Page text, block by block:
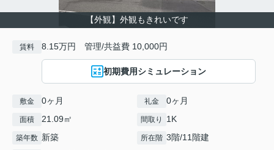
【外観】外観もきれいです
賃料 8.15万円 管理/共益費 10,000円
初期費用シミュレーション
敷金 0ヶ月 礼金 0ヶ月
面積 21.09㎡ 間取り 1K
築年数 新築 所在階 3階/11階建